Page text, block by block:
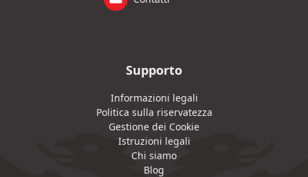
Supporto
Informazioni legali
Politica sulla riservatezza
Gestione dei Cookie
Istruzioni legali
Chi siamo
Blog